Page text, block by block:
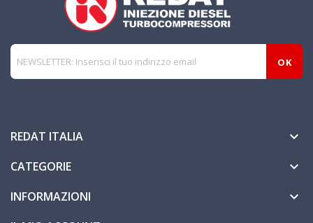
REDAT ITALIA 
CATEGORIE 
INFORMAZIONI 